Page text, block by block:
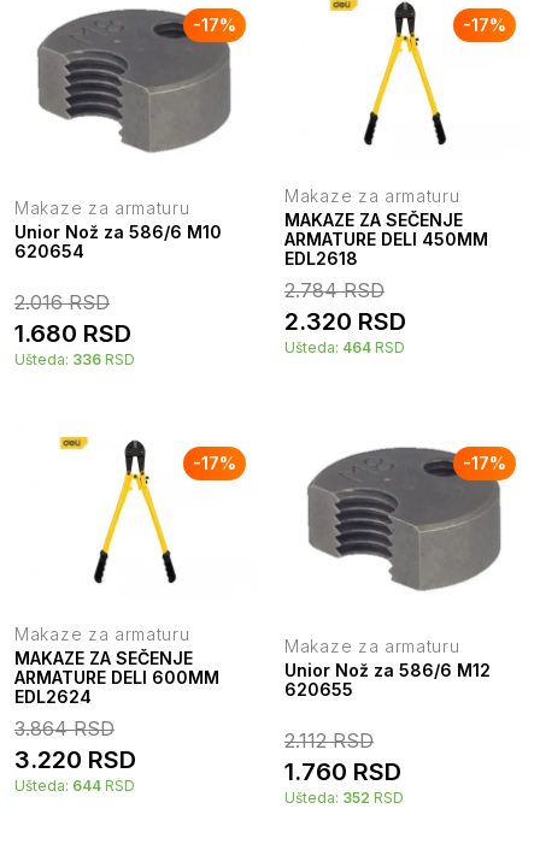
-17%
Makaze za armaturu
Unior Nož za 586/6 M10
620654
2.016 RSD
1.680 RSD
Ušteda: 336 RSD
-17%
Makaze za armaturu
MAKAZE ZA SEČENJE
ARMATURE DELI 450MM
EDL2618
2.784 RSD
2.320 RSD
Ušteda: 464 RSD
-17%
Makaze za armaturu
MAKAZE ZA SEČENJE
ARMATURE DELI 600MM
EDL2624
3.864 RSD
3.220 RSD
Ušteda: 644 RSD
-17%
Makaze za armaturu
Unior Nož za 586/6 M12
620655
2.112 RSD
1.760 RSD
Ušteda: 352 RSD